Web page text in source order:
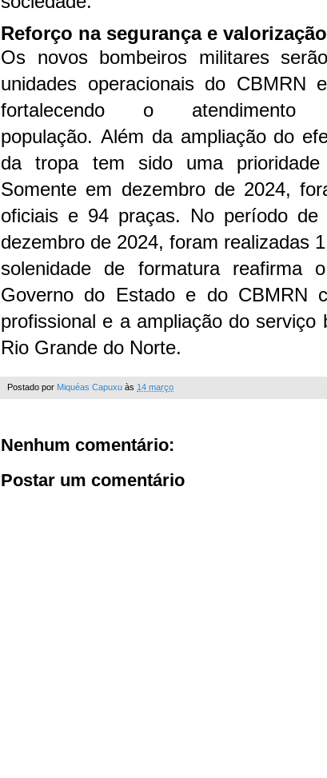
Reforço na segurança e
Os novos bombeiros militares
unidades operacionais do CBMRN
fortalecendo o atendimento
população. Além da ampliação do
da tropa tem sido uma
Somente em dezembro de 2024,
oficiais e 94 praças. No período
dezembro de 2024, foram realizadas
solenidade de formatura reafirma
Governo do Estado e do CBMRN
profissional e a ampliação do serviço
Rio Grande do Norte.
Postado por Miquéas Capuxu às 14 março
Nenhum comentário:
Postar um comentário